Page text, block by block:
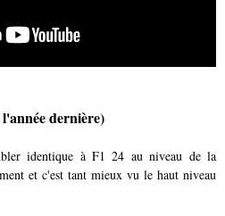
dernière)
identique à F1 24 au niveau de la
et c'est tant mieux vu le haut niveau